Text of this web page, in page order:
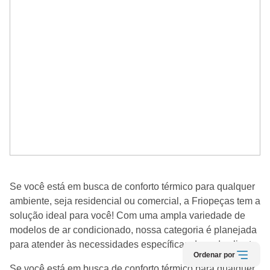
Se você está em busca de conforto térmico para qualquer
ambiente, seja residencial ou comercial, a Friopeças tem a
solução ideal para você! Com uma ampla variedade de
modelos de ar condicionado, nossa categoria é planejada
para atender às necessidades específicas de cada cliente.
Ordenar por